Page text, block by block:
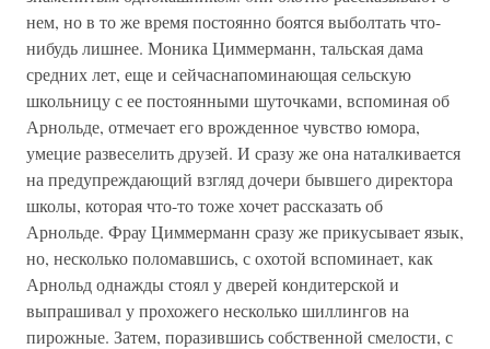
нем, но в то же время постоянно боятся выболтать что-
нибудь лишнее. Моника Циммерманн, тальская дама
средних лет, еще и сейчаснапоминающая сельскую
школьницу с ее постоянными шуточками, вспоминая об
Арнольде, отмечает его врожденное чувство юмора,
умецие развеселить друзей. И сразу же она наталкивается
на предупреждающий взгляд дочери бывшего директора
школы, которая что-то тоже хочет рассказать об
Арнольде. Фрау Циммерманн сразу же прикусывает язык,
но, несколько поломавшись, с охотой вспоминает, как
Арнольд однажды стоял у дверей кондитерской и
выпрашивал у прохожего несколько шиллингов на
пирожные. Затем, поразившись собственной смелости, с